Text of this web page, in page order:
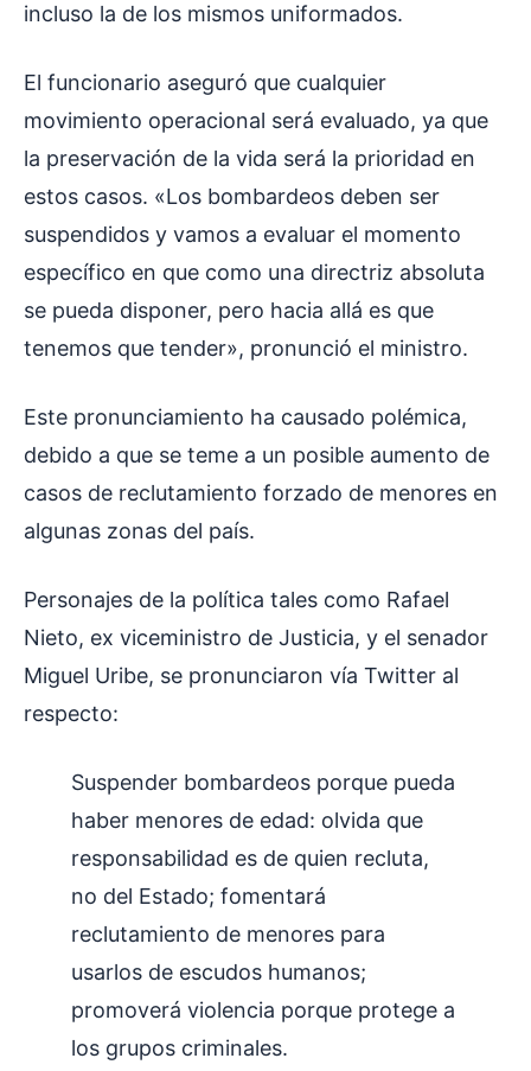
incluso la de los mismos uniformados.
El funcionario aseguró que cualquier
movimiento operacional será evaluado, ya que
la preservación de la vida será la prioridad en
estos casos. «Los bombardeos deben ser
suspendidos y vamos a evaluar el momento
específico en que como una directriz absoluta
se pueda disponer, pero hacia allá es que
tenemos que tender», pronunció el ministro.
Este pronunciamiento ha causado polémica,
debido a que se teme a un posible aumento de
casos de reclutamiento forzado de menores en
algunas zonas del país.
Personajes de la política tales como Rafael
Nieto, ex viceministro de Justicia, y el senador
Miguel Uribe, se pronunciaron vía Twitter al
respecto:
Suspender bombardeos porque pueda
haber menores de edad: olvida que
responsabilidad es de quien recluta,
no del Estado; fomentará
reclutamiento de menores para
usarlos de escudos humanos;
promoverá violencia porque protege a
los grupos criminales.